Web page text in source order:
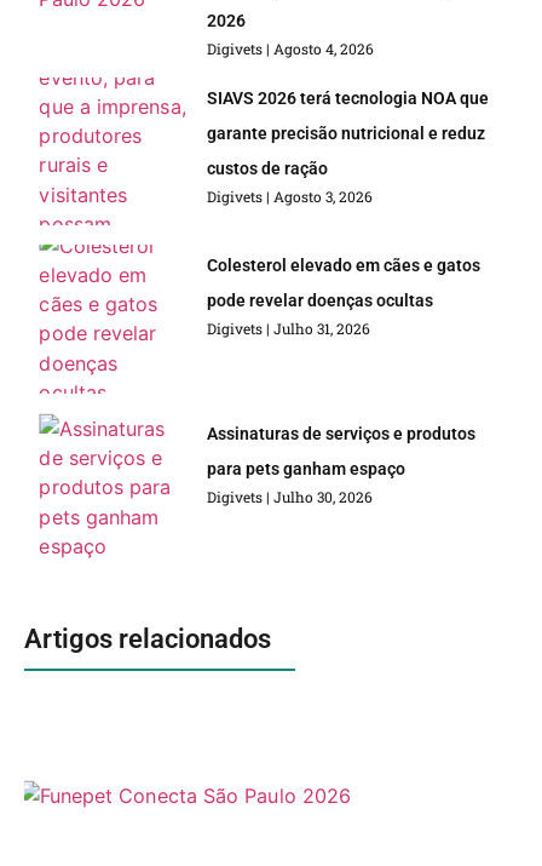
2026
Digivets Agosto 4, 2026
SIAVS 2026 terá tecnologia NOA que
garante precisão nutricional e reduz
custos de ração
Digivets Agosto 3, 2026
Colesterol elevado em cães e gatos
pode revelar doenças ocultas
Digivets Julho 31, 2026
Assinaturas de serviços e produtos
para pets ganham espaço
Digivets Julho 30, 2026
Artigos relacionados